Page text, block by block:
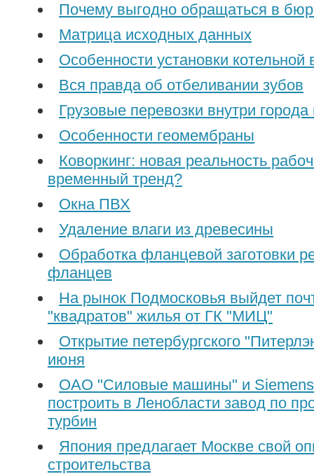
Почему выгодно обращаться в
Матрица исходных данных
Особенности установки котельной
Вся правда об отбеливании зубов
Грузовые перевозки внутри города
Особенности геомембраны
Коворкинг: новая реальность
временный тренд?
Окна ПВХ
Удаление влаги из древесины
Обработка фланцевой заготовки
фланцев
На рынок Подмосковья выйдет
"квадратов" жилья от ГК "МИЦ"
Открытие петербургского
июня
ОАО "Силовые машины" и
построить в Ленобласти завод по
турбин
Япония предлагает Москве свой
строительства